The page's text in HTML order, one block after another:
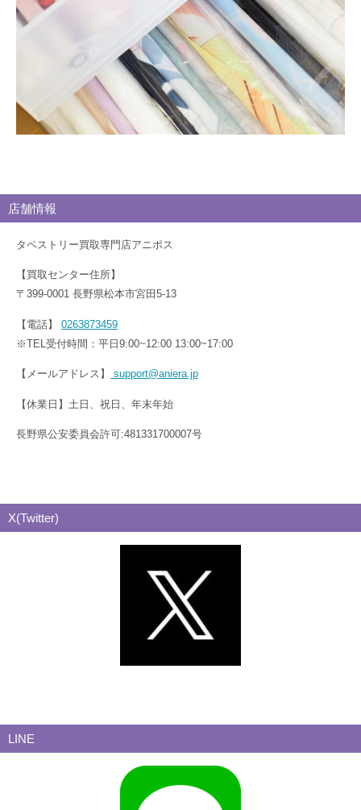
店舗情報
タペストリー買取専門店アニポス
【買取センター住所】
〒399-0001 長野県松本市宮田5-13
【電話】 0263873459
※TEL受付時間：平日9:00~12:00 13:00~17:00
【メールアドレス】 support@aniera.jp
【休業日】土日、祝日、年末年始
長野県公安委員会許可:481331700007号
X(Twitter)
LINE